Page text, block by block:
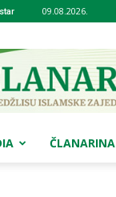
09.08.2026.
ČLANARINA